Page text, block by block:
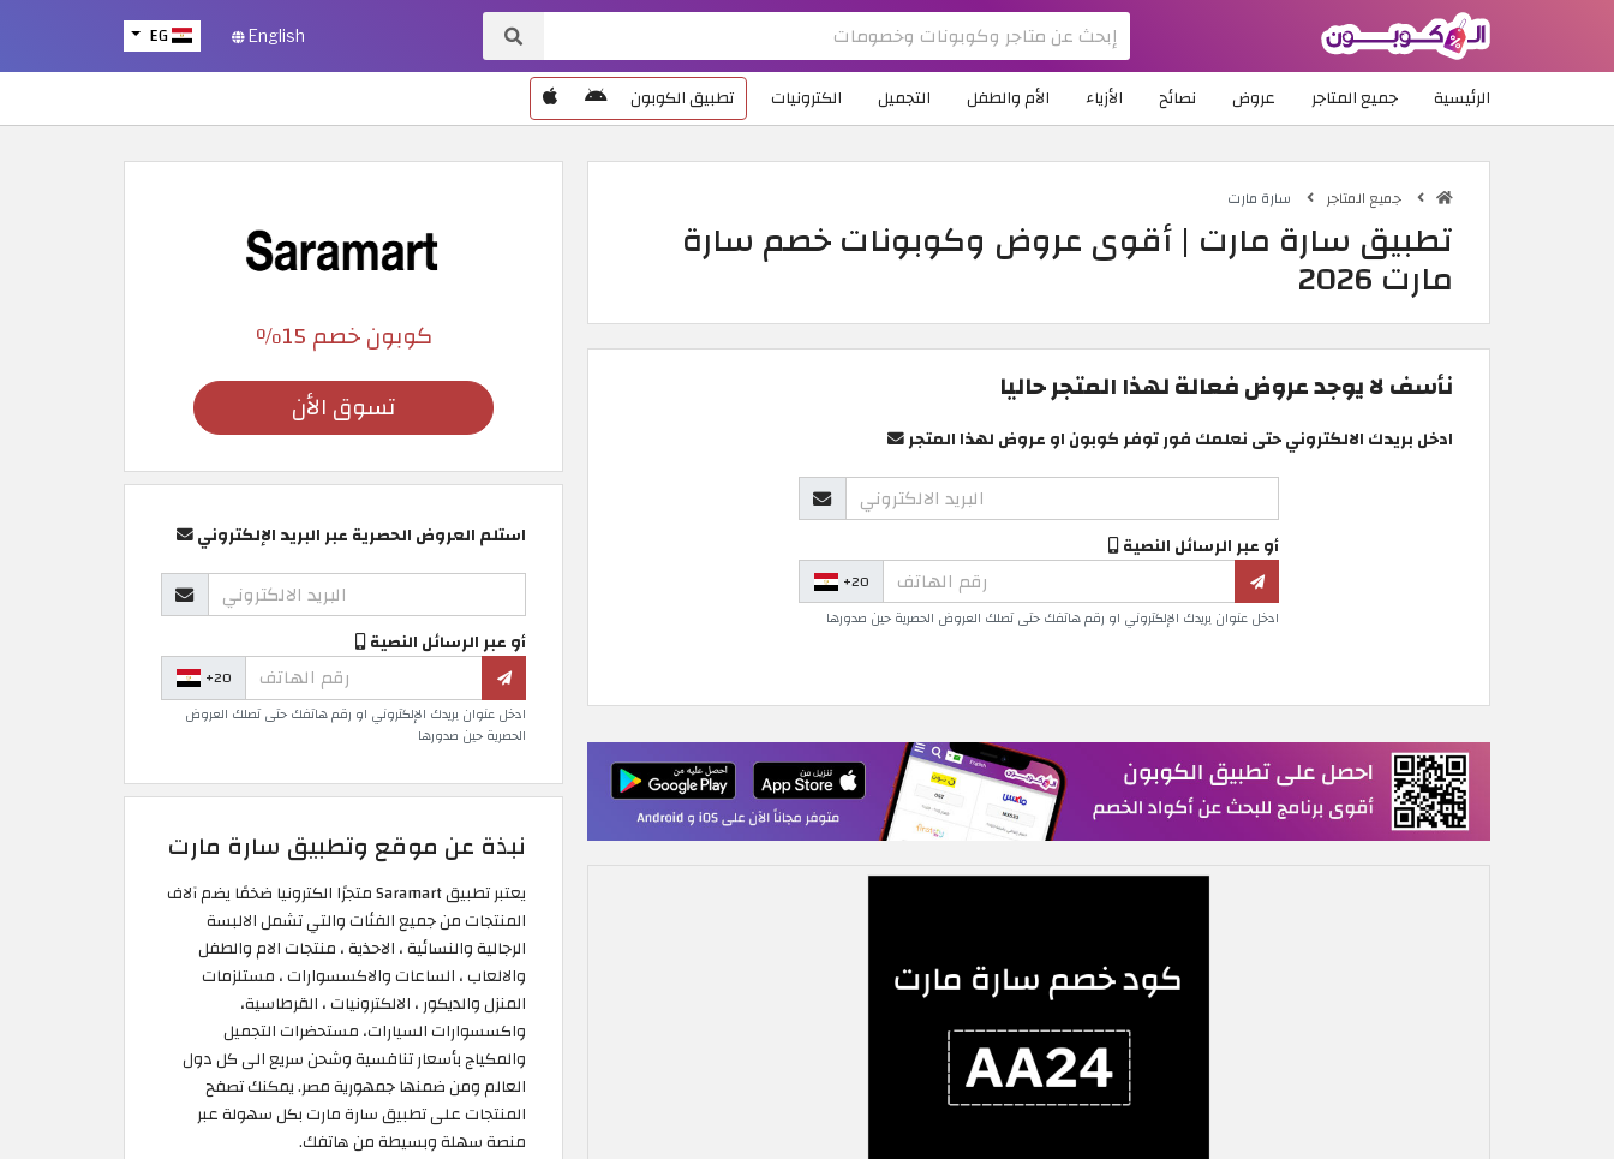
EG English
الرئيسية جميع المتاجر عروض نصائح الأزياء الأم والطفل التجميل الكترونيات تطبيق الكوبون
جميع المتاجر سارة مارت
تطبيق سارة مارت | أقوى عروض وكوبونات خصم سارة
مارت 2026
نأسف لا يوجد عروض فعالة لهذا المتجر حاليا
ادخل بريدك الالكتروني حتى نعلمك فور توفر كوبون او عروض لهذا المتجر
أو عبر الرسائل النصية
+20
ادخل عنوان بريدك الإلكتروني او رقم هاتفك حتى تصلك العروض الحصرية حين صدورها
كوبون خصم 15٪
تسوق الأن
استلم العروض الحصرية عبر البريد الإلكتروني
أو عبر الرسائل النصية
+20
ادخل عنوان بريدك الإلكتروني او رقم هاتفك حتى تصلك العروض
الحصرية حين صدورها
نبذة عن موقع وتطبيق سارة مارت
يعتبر تطبيق Saramart متجرًا الكترونيا ضخمًا يضم آلاف
المنتجات من جميع الفئات والتي تشمل الالبسة
الرجالية والنسائية ، الاحذية ، منتجات الام والطفل
والالعاب ، الساعات والاكسسوارات ، مستلزمات
المنزل والديكور ، الالكترونيات ، القرطاسية،
واكسسوارات السيارات، مستحضرات التجميل
والمكياج بأسعار تنافسية وشحن سريع الى كل دول
العالم ومن ضمنها جمهورية مصر. يمكنك تصفح
المنتجات على تطبيق سارة مارت بكل سهولة عبر
منصة سهلة وبسيطة من هاتفك.